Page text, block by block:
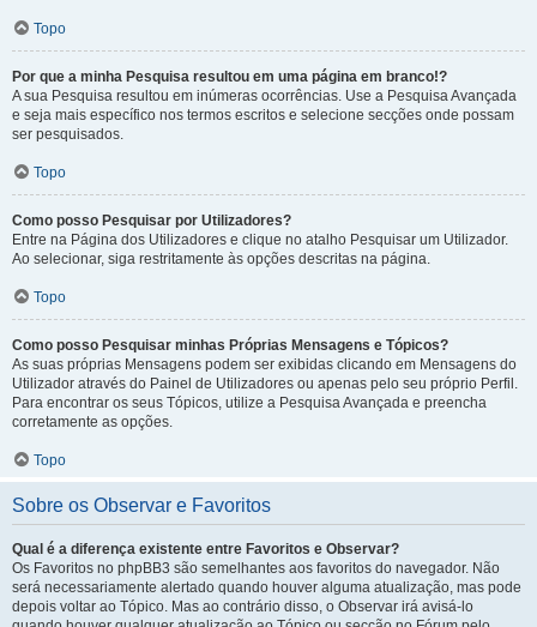
Topo
Por que a minha Pesquisa resultou em uma página em branco!?
A sua Pesquisa resultou em inúmeras ocorrências. Use a Pesquisa Avançada
e seja mais específico nos termos escritos e selecione secções onde possam
ser pesquisados.
Topo
Como posso Pesquisar por Utilizadores?
Entre na Página dos Utilizadores e clique no atalho Pesquisar um Utilizador.
Ao selecionar, siga restritamente às opções descritas na página.
Topo
Como posso Pesquisar minhas Próprias Mensagens e Tópicos?
As suas próprias Mensagens podem ser exibidas clicando em Mensagens do
Utilizador através do Painel de Utilizadores ou apenas pelo seu próprio Perfil.
Para encontrar os seus Tópicos, utilize a Pesquisa Avançada e preencha
corretamente as opções.
Topo
Sobre os Observar e Favoritos
Qual é a diferença existente entre Favoritos e Observar?
Os Favoritos no phpBB3 são semelhantes aos favoritos do navegador. Não
será necessariamente alertado quando houver alguma atualização, mas pode
depois voltar ao Tópico. Mas ao contrário disso, o Observar irá avisá-lo